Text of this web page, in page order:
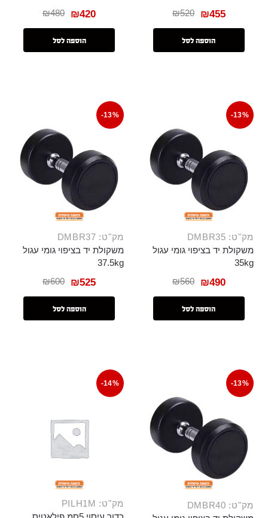
₪520 ₪455
הוספה לסל
₪480 ₪420
הוספה לסל
-13%
מק"ט: DMBR35
משקולת יד בציפוי גומי עגול
35kg
₪560 ₪490
הוספה לסל
-13%
מק"ט: DMBR37
משקולת יד בציפוי גומי עגול
37.5kg
₪600 ₪525
הוספה לסל
-13%
מק"ט: DMBR40
-14%
מק"ט: PILH1M